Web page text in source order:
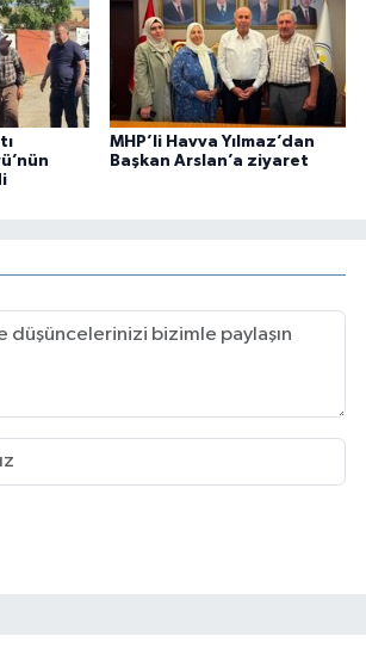
MHP’li Havva Yılmaz’dan
Başkan Arslan’a ziyaret